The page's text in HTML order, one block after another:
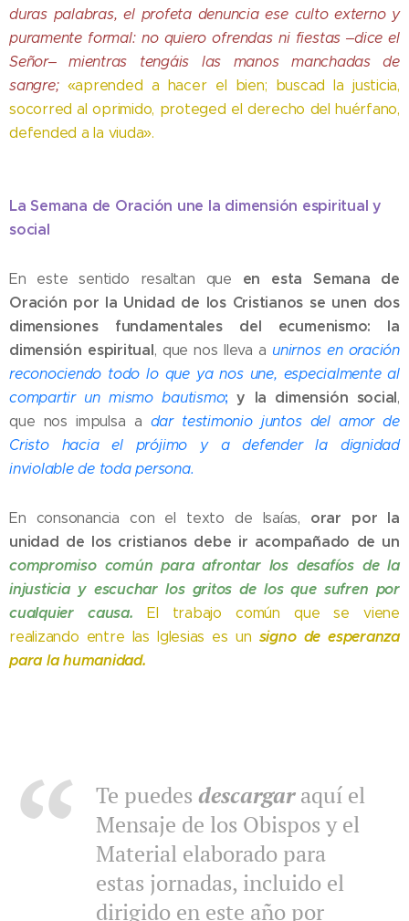
duras palabras, el profeta denuncia ese culto externo y
puramente formal: no quiero ofrendas ni fiestas ‒dice el
Señor‒ mientras tengáis las manos manchadas de
sangre; «aprended a hacer el bien; buscad la justicia,
socorred al oprimido, proteged el derecho del huérfano,
defended a la viuda».
La Semana de Oración une la dimensión espiritual y
social
En este sentido resaltan que en esta Semana de
Oración por la Unidad de los Cristianos se unen dos
dimensiones fundamentales del ecumenismo: la
dimensión espiritual, que nos lleva a unirnos en oración
reconociendo todo lo que ya nos une, especialmente al
compartir un mismo bautismo;y la dimensión social,
que nos impulsa a dar testimonio juntos del amor de
Cristo hacia el prójimo y a defender la dignidad
inviolable de toda persona.
En consonancia con el texto de Isaías, orar por la
unidad de los cristianos debe ir acompañado de un
compromiso común para afrontar los desafíos de la
injusticia y escuchar los gritos de los que sufren por
cualquier causa.
El trabajo común que se viene
realizando entre las Iglesias es un signo de esperanza
para la humanidad.
Te puedes descargaraquí el
Mensaje de los Obispos y el
Material elaborado para
estas jornadas, incluido el
dirigido en este año por